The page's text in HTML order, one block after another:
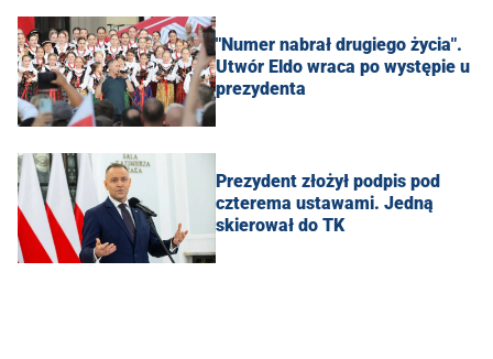
"Numer nabrał drugiego życia".
Utwór Eldo wraca po występie u
prezydenta
Prezydent złożył podpis pod
czterema ustawami. Jedną
skierował do TK